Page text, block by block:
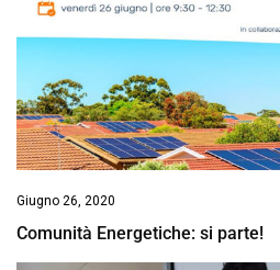
Giugno 26, 2020
Comunità Energetiche: si parte!